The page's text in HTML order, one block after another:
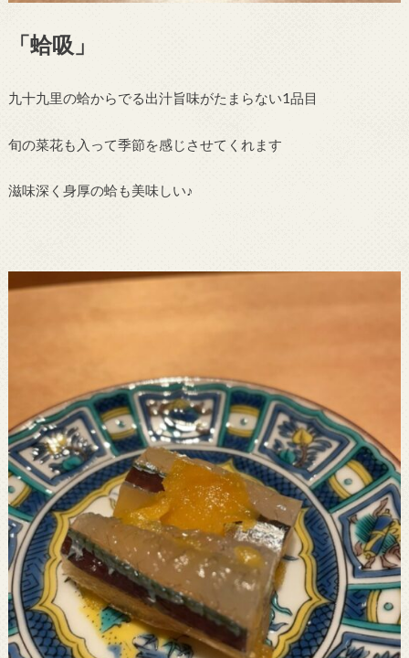
「蛤吸」
九十九里の蛤からでる出汁旨味がたまらない1品目
旬の菜花も入って季節を感じさせてくれます
滋味深く身厚の蛤も美味しい♪